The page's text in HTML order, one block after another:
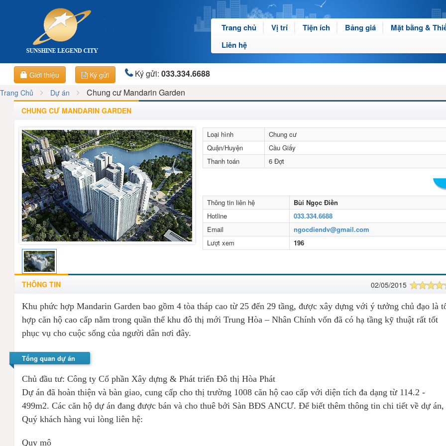
Trang chủ Vị trí Tiện ích Bảng giá
Mặt bằng &
Liên hệ
Giới thiệu Ký gửi Ký gửi:033.334.6688
Trang Chủ Dự án Chung cư Mandarin Garden
CHUNG CƯ MANDARIN GARDEN
Loại hình
Chung cư
Quận/Huyện
Cầu Giấy
Thanh toán
6 Đợt
Thông tin liên hệ
Bùi Ngọc Điền
Hotline
033.334.6688
Email
ngocdiendv@gmail.com
Lượt xem
196
THÔNG TIN 02/05/2015
Khu phức hợp Mandarin Garden bao gồm 4 tòa tháp cao từ 25 đến 29 tầng, được xây dựng với ý tưởng chủ đạo là
hợp căn hộ cao cấp nằm trong quần thể khu đô thị mới Trung Hòa – Nhân Chính vốn đã có hạ tầng kỹ thuật rất tốt
phục vụ cho cuộc sống của người dân nơi đây.
Tổng quan dự án
Chủ đầu tư: Công ty Cổ phần Xây dựng & Phát triển Đô thị Hòa Phát
Dự án đã hoàn thiện và bàn giao, cung cấp cho thị trường 1008 căn hộ cao cấp với diện tích đa dạng từ 114.2 -
499m2. Các căn hộ dự án đang được bán và cho thuê bởi Sàn BĐS ANCƯ. Để biết thêm thông tin chi tiết về dự án,
Quý khách hàng vui lòng liên hệ:
Quy mô